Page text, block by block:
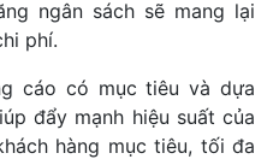
ngân sách sẽ mang lại
phí.
cáo có mục tiêu và dựa
đẩy mạnh hiệu suất của
hàng mục tiêu, tối đa